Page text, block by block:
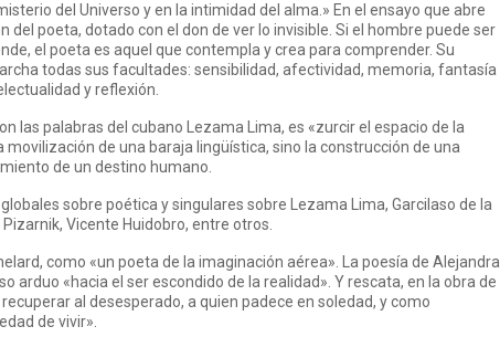
del Universo y en la intimidad del alma.» En el ensayo que abre
del poeta, dotado con el don de ver lo invisible. Si el hombre puede ser
el poeta es aquel que contempla y crea para comprender. Su
todas sus facultades: sensibilidad, afectividad, memoria, fantasía
y reflexión.
las palabras del cubano Lezama Lima, es «zurcir el espacio de la
movilización de una baraja lingüística, sino la construcción de una
de un destino humano.
sobre poética y singulares sobre Lezama Lima, Garcilaso de la
Vicente Huidobro, entre otros.
como «un poeta de la imaginación aérea». La poesía de Alejandra
arduo «hacia el ser escondido de la realidad». Y rescata, en la obra de
al desesperado, a quien padece en soledad, y como
de vivir».